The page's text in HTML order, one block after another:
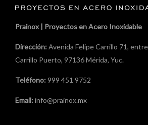
Prainox | Proyectos en Acero Inoxidable
Dirección: Avenida Felipe Carrillo 71,
Carrillo Puerto, 97136 Mérida, Yuc.
Teléfono: 999 451 9752
Email: info@prainox.mx